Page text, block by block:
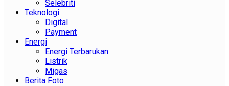
Selebriti
Teknologi
Digital
Payment
Energi
Energi Terbarukan
Listrik
Migas
Berita Foto